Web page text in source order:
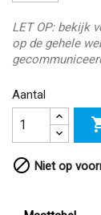
LET OP: bekijk
op de gehele
Aantal
 Niet op